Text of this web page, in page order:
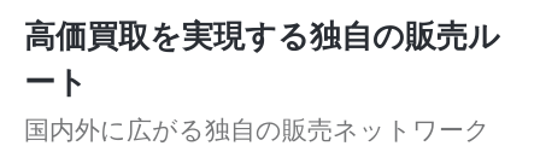
高価買取を実現する独自の販売ル
ート
国内外に広がる独自の販売ネットワーク